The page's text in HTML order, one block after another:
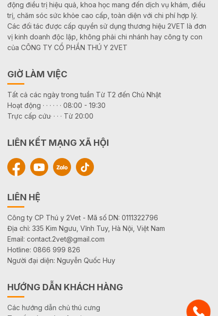
động điều trị hiệu quả, khoa học mang đến dịch vụ khám, điều
trị, chăm sóc sức khỏe cao cấp, toàn diện với chi phí hợp lý.
Các đối tác được cấp quyền sử dụng thương hiệu 2VET là đơn
vị kinh doanh độc lập, không phải chi nhánh hay công ty con
của CÔNG TY CỔ PHẦN THÚ Y 2VET
GIỜ LÀM VIỆC
Tất cả các ngày trong tuần Từ T2 đến Chủ Nhật
Hoạt động · · · · · · 08:00 - 19:30
Trực cấp cứu· · · · Từ 20:00
LIÊN KẾT MẠNG XÃ HỘI
LIÊN HỆ
Công ty CP Thú y 2Vet - Mã số DN: 0111322796
Địa chỉ: 335 Kim Ngưu, Vĩnh Tuy, Hà Nội, Việt Nam
Email: contact.2vet@gmail.com
Hotline: 0866 999 826
Người đại diện: Nguyễn Quốc Huy
HƯỚNG DẪN KHÁCH HÀNG
Các hướng dẫn chủ thú cưng